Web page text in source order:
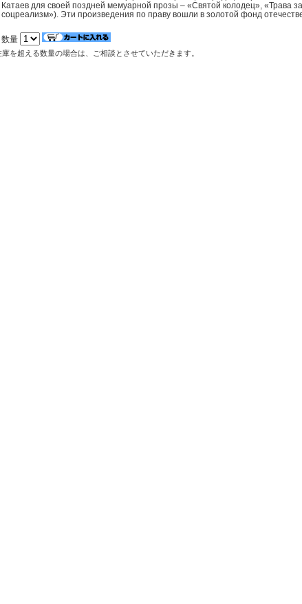
Катаев для своей поздней мемуарной прозы – «Святой колодец», «Трава
соцреализм»). Эти произведения по праву вошли в золотой фонд
数量
庫を超える数量の場合は、ご相談とさせていただきます。